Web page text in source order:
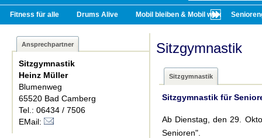
Fitness für alle Drums Alive Mobil bleiben & Mobil werden
Ansprechpartner
Sitzgymnastik
Heinz Müller
Blumenweg
65520 Bad Camberg
Tel.: 06434 / 7506
EMail:
Sitzgymnastik
Sitzgymnastik
Sitzgymnastik für
Ab Dienstag, den 29.
Senioren".